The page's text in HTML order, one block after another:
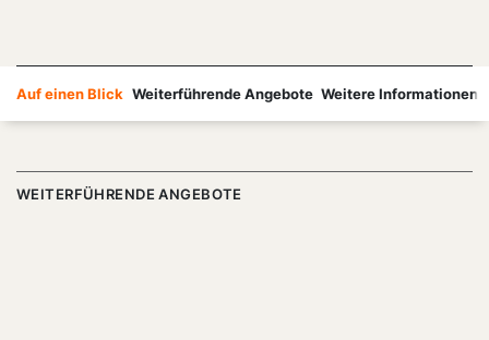
Auf einen Blick Weiterführende Angebote Weitere Informationen
WEITERFÜHRENDE ANGEBOTE